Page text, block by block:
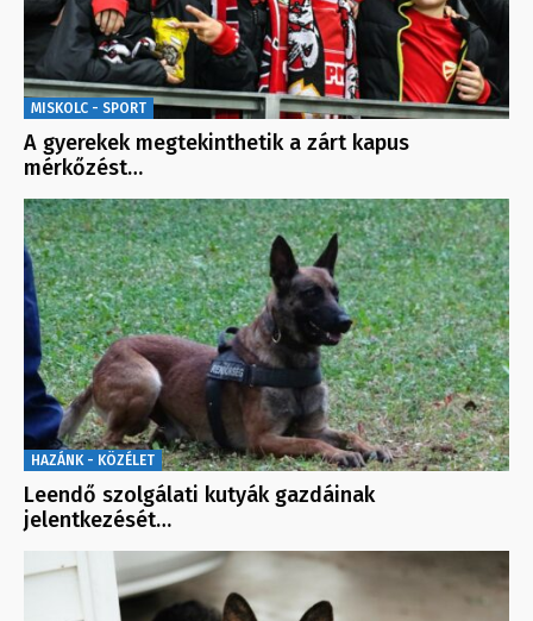
MISKOLC - SPORT
A gyerekek megtekinthetik a zárt kapus
mérkőzést…
HAZÁNK - KÖZÉLET
Leendő szolgálati kutyák gazdáinak
jelentkezését…